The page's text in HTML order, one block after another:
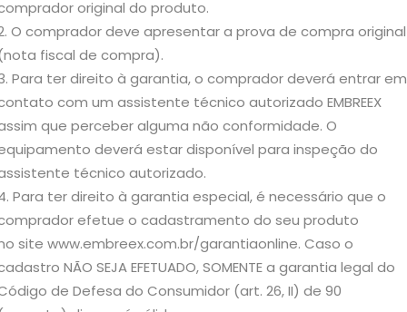
original do produto.
O comprador deve apresentar a prova de compra original
fiscal de compra).
Para ter direito à garantia, o comprador deverá entrar em
com um assistente técnico autorizado EMBREEX
que perceber alguma não conformidade. O
deverá estar disponível para inspeção do
técnico autorizado.
Para ter direito à garantia especial, é necessário que o
efetue o cadastramento do seu produto
site www.embreex.com.br/garantiaonline. Caso o
NÃO SEJA EFETUADO, SOMENTE a garantia legal do
de Defesa do Consumidor (art. 26, II) de 90